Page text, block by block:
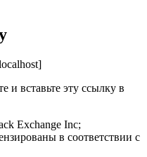
и вставьте эту ссылку в
Exchange Inc;
в соответствии с